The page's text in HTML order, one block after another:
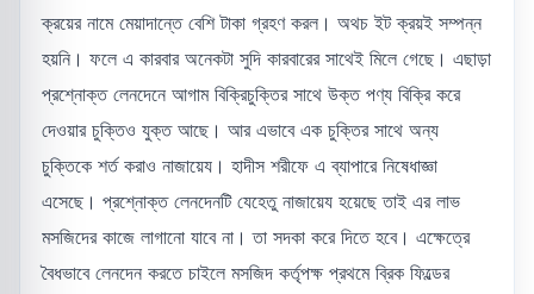
ক্রয়ের নামে মেয়াদান্তে বেশি টাকা গ্রহণ করল। অথচ ইট ক্রয়ই সম্পন্ন
হয়নি। ফলে এ কারবার অনেকটা সুদি কারবারের সাথেই মিলে গেছে। এছাড়া
প্রশ্নোক্ত লেনদেনে আগাম বিক্রিচুক্তির সাথে উক্ত পণ্য বিক্রি করে
দেওয়ার চুক্তিও যুক্ত আছে। আর এভাবে এক চুক্তির সাথে অন্য
চুক্তিকে শর্ত করাও নাজায়েয। হাদীস শরীফে এ ব্যাপারে নিষেধাজ্ঞা
এসেছে। প্রশ্নোক্ত লেনদেনটি যেহেতু নাজায়েয হয়েছে তাই এর লাভ
মসজিদের কাজে লাগানো যাবে না। তা সদকা করে দিতে হবে। এক্ষেত্রে
বৈধভাবে লেনদেন করতে চাইলে মসজিদ কর্তৃপক্ষ প্রথমে ব্রিক ফিল্ডের